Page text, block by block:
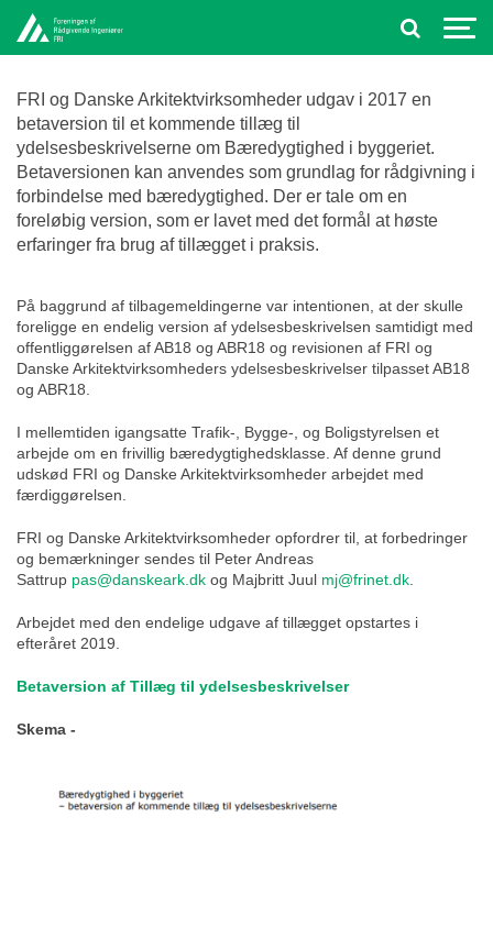
FRI og Danske Arkitektvirksomheder udgav i 2017 en
betaversion til et kommende tillæg til
ydelsesbeskrivelserne om Bæredygtighed i byggeriet.
Betaversionen kan anvendes som grundlag for rådgivning i
forbindelse med bæredygtighed. Der er tale om en
foreløbig version, som er lavet med det formål at høste
erfaringer fra brug af tillægget i praksis.
På baggrund af tilbagemeldingerne var intentionen, at der skulle
foreligge en endelig version af ydelsesbeskrivelsen samtidigt med
offentliggørelsen af AB18 og ABR18 og revisionen af FRI og
Danske Arkitektvirksomheders ydelsesbeskrivelser tilpasset AB18
og ABR18.
I mellemtiden igangsatte Trafik-, Bygge-, og Boligstyrelsen et
arbejde om en frivillig bæredygtighedsklasse. Af denne grund
udskød FRI og Danske Arkitektvirksomheder arbejdet med
færdiggørelsen.
FRI og Danske Arkitektvirksomheder opfordrer til, at forbedringer
og bemærkninger sendes til Peter Andreas
Sattrup pas@danskeark.dk og Majbritt Juul mj@frinet.dk
Arbejdet med den endelige udgave af tillægget opstartes i
efteråret 2019.
Betaversion af Tillæg til ydelsesbeskrivelser
Skema -